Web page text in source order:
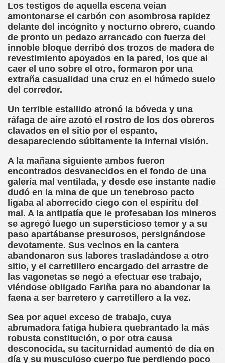
Los testigos de aquella escena veían
amontonarse el carbón con asombrosa rapidez
delante del incógnito y nocturno obrero, cuando
de pronto un pedazo arrancado con fuerza del
innoble bloque derribó dos trozos de madera de
revestimiento apoyados en la pared, los que al
caer el uno sobre el otro, formaron por una
extraña casualidad una cruz en el húmedo suelo
del corredor.
Un terrible estallido atronó la bóveda y una
ráfaga de aire azotó el rostro de los dos obreros
clavados en el sitio por el espanto,
desapareciendo súbitamente la infernal visión.
A la mañana siguiente ambos fueron
encontrados desvanecidos en el fondo de una
galería mal ventilada, y desde ese instante nadie
dudó en la mina de que un tenebroso pacto
ligaba al aborrecido ciego con el espíritu del
mal. A la antipatía que le profesaban los mineros
se agregó luego un supersticioso temor y a su
paso apartábanse presurosos, persignándose
devotamente. Sus vecinos en la cantera
abandonaron sus labores trasladándose a otro
sitio, y el carretillero encargado del arrastre de
las vagonetas se negó a efectuar ese trabajo,
viéndose obligado Fariña para no abandonar la
faena a ser barretero y carretillero a la vez.
Sea por aquel exceso de trabajo, cuya
abrumadora fatiga hubiera quebrantado la más
robusta constitución, o por otra causa
desconocida, su taciturnidad aumentó de día en
día y su musculoso cuerpo fue perdiendo poco
Gil)
Ruiz Carrión)
Barcelona (Àngel Mas Parera)
Centenera)
4 de Enero de 2016 (Alberto gil)
Valentines)
(Associació Catalana per a la Integració del Cec)
Ordóñez)
Jesús Cañamares)
gil)
con el Tacto; una Sutil Diferencia (Fini Sarrió)
Jesús Cañamares)
Baja Visión, del Libro Nada sobre Nosotros sin